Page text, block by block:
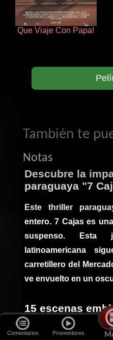
Comentarios Proveedores
Que Viaje Con Papa!
También te
Notas
Descubre la
paraguaya "7
Este thriller
entero. 7 Cajas es
suspenso. Esta
latinoamericana
carretillero del
ve envuelto en un
15 escenas
estaban en el